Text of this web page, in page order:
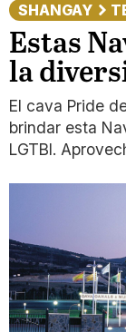
SHANGAY
Estas
la
El cava Pride
brindar esta
LGTBI.